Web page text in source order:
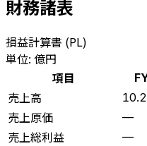
財務諸表
損益計算書 (PL)
単位: 億円
項目
売上高 10.2
売上原価 —
売上総利益 —